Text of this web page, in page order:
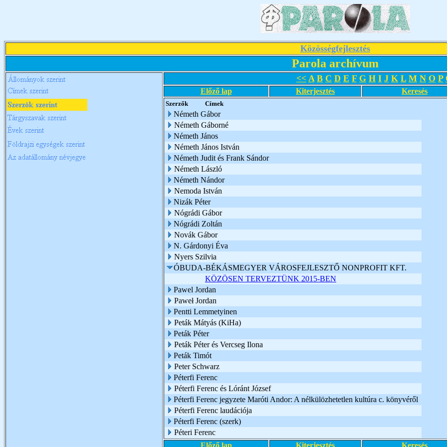
Közösségfejlesztés
Parola archívum
<< A B C D E F G H I J K L M N O P
Előző lap Kiterjesztés Keresés
Szerzők Címek
Németh Gábor
Németh Gáborné
Németh János
Németh János István
Németh Judit és Frank Sándor
Németh László
Németh Nándor
Nemoda István
Nizák Péter
Nógrádi Gábor
Nógrádi Zoltán
Novák Gábor
N. Gárdonyi Éva
Nyers Szilvia
ÓBUDA-BÉKÁSMEGYER VÁROSFEJLESZTŐ NONPROFIT KFT.
KÖZÖSEN TERVEZTÜNK 2015-BEN
Pawel Jordan
Paweł Jordan
Pentti Lemmetyinen
Peták Mátyás (KiHa)
Peták Péter
Peták Péter és Vercseg Ilona
Peták Timót
Peter Schwarz
Péterfi Ferenc
Péterfi Ferenc és Lóránt József
Péterfi Ferenc jegyzete Maróti Andor: A nélkülözhetetlen kultúra c. könyvéről
Péterfi Ferenc laudációja
Péterfi Ferenc (szerk)
Péteri Ferenc
Előző lap
Kiterjesztés Keresés